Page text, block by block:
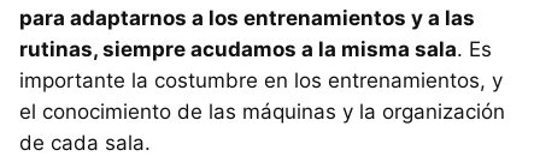
para adaptarnos a los entrenamientos y a las
rutinas, siempre acudamos a la misma sala. Es
importante la costumbre en los entrenamientos, y
el conocimiento de las máquinas y la organización
de cada sala.